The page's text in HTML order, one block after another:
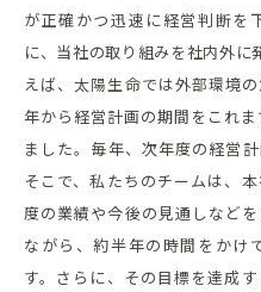
が正確かつ迅速に経営判断を
に、当社の取り組みを社内外に
えば、太陽生命では外部環境
年から経営計画の期間をこれ
ました。毎年、次年度の経営
そこで、私たちのチームは、
度の業績や今後の見通しなど
ながら、約半年の時間をかけ
す。さらに、その目標を達成